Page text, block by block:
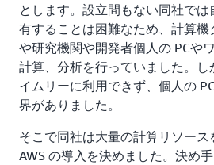
とします。設立間もない同社では
有することは困難なため、計算
や研究機関や開発者個人の PCや
計算、分析を行っていました。し
イムリーに利用できず、個人の
界がありました。
そこで同社は大量の計算リソー
AWS の導入を決めました。決め